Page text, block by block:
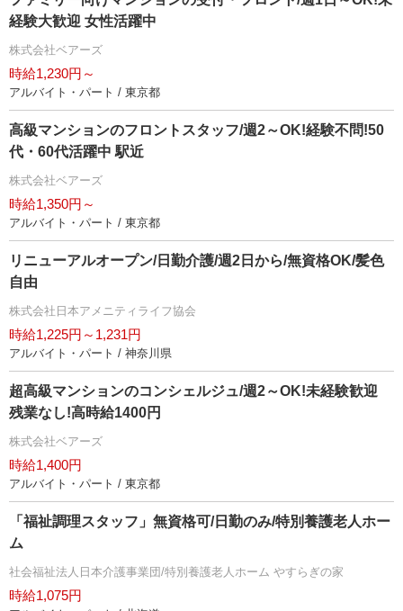
経験大歓迎 女性活躍中
株式会社ベアーズ
時給1,230円～
アルバイト・パート / 東京都
高級マンションのフロントスタッフ/週2～OK!経験不問!50
代・60代活躍中 駅近
株式会社ベアーズ
時給1,350円～
アルバイト・パート / 東京都
リニューアルオープン/日勤介護/週2日から/無資格OK/髪色
自由
株式会社日本アメニティライフ協会
時給1,225円～1,231円
アルバイト・パート / 神奈川県
超高級マンションのコンシェルジュ/週2～OK!未経験歓迎
残業なし!高時給1400円
株式会社ベアーズ
時給1,400円
アルバイト・パート / 東京都
「福祉調理スタッフ」無資格可/日勤のみ/特別養護老人ホー
ム
社会福祉法人日本介護事業団/特別養護老人ホーム やすらぎの家
時給1,075円